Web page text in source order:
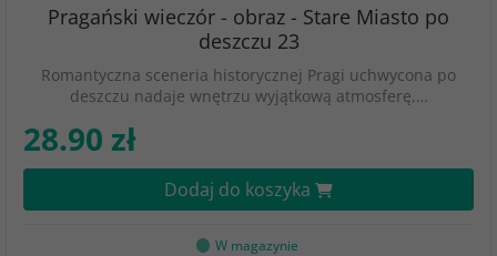
Pragański wieczór - obraz - Stare Miasto po
deszczu 23
Romantyczna sceneria historycznej Pragi uchwycona po
deszczu nadaje wnętrzu wyjątkową atmosferę,…
28.90 zł
Dodaj do koszyka
W magazynie